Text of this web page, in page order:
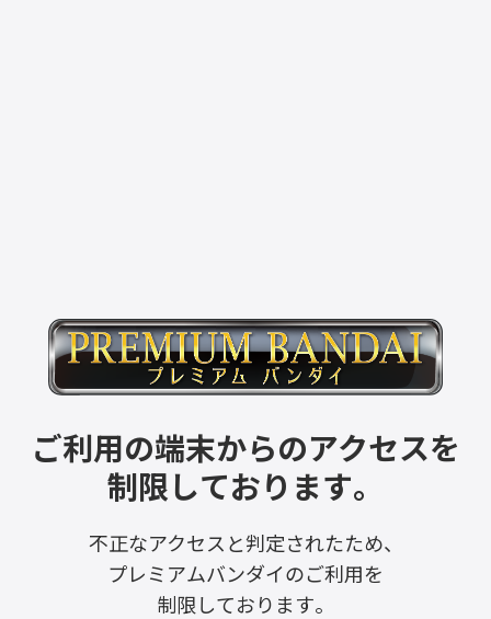
ご利用の端末からのアクセスを
制限しております。
不正なアクセスと判定されたため、
プレミアムバンダイのご利用を
制限しております。